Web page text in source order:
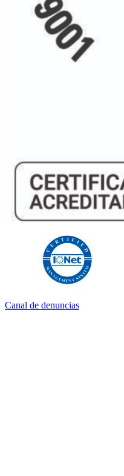
Canal de denuncias